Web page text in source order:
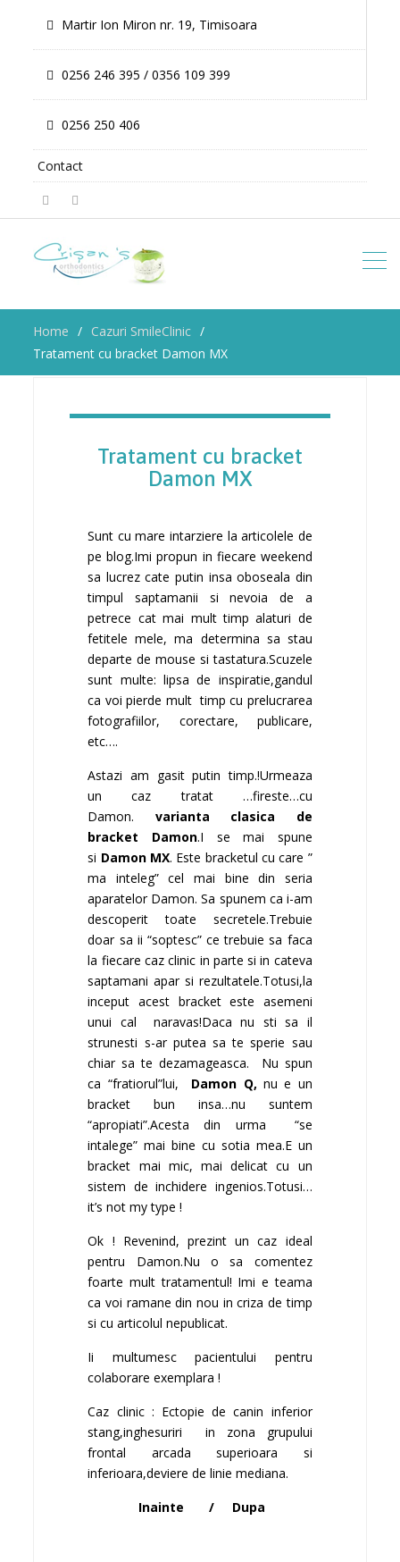
Martir Ion Miron nr. 19, Timisoara
0256 246 395 / 0356 109 399
0256 250 406
Contact
Facebook
Twitter
Home
Cazuri SmileClinic
Tratament cu bracket Damon MX
Tratament cu bracket
Damon MX
Sunt cu mare intarziere la articolele de
pe blog.Imi propun in fiecare weekend
sa lucrez cate putin insa oboseala din
timpul saptamanii si nevoia de a
petrece cat mai mult timp alaturi de
fetitele mele, ma determina sa stau
departe de mouse si tastatura.Scuzele
sunt multe: lipsa de inspiratie,gandul
ca voi pierde mult timp cu prelucrarea
fotografiilor, corectare, publicare,
etc….
Astazi am gasit putin timp.!Urmeaza
un caz tratat …fireste…cu
Damon. varianta clasica de
bracket Damon.I se mai spune
si Damon MX. Este bracketul cu care ”
ma inteleg” cel mai bine din seria
aparatelor Damon. Sa spunem ca i-am
descoperit toate secretele.Trebuie
doar sa ii “soptesc” ce trebuie sa faca
la fiecare caz clinic in parte si in cateva
saptamani apar si rezultatele.Totusi,la
inceput acest bracket este asemeni
unui cal naravas!Daca nu sti sa il
strunesti s-ar putea sa te sperie sau
chiar sa te dezamageasca. Nu spun
ca “fratiorul”lui, Damon Q, nu e un
bracket bun insa…nu suntem
“apropiati”.Acesta din urma “se
intalege” mai bine cu sotia mea.E un
bracket mai mic, mai delicat cu un
sistem de inchidere ingenios.Totusi…
it’s not my type !
Ok ! Revenind, prezint un caz ideal
pentru Damon.Nu o sa comentez
foarte mult tratamentul! Imi e teama
ca voi ramane din nou in criza de timp
si cu articolul nepublicat.
Ii multumesc pacientului pentru
colaborare exemplara !
Caz clinic : Ectopie de canin inferior
stang,inghesuriri in zona grupului
frontal arcada superioara si
inferioara,deviere de linie mediana.
Inainte / Dupa